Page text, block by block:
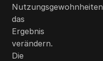
Nutzungsgewohnheiten
das
Ergebnis
verändern.
Die